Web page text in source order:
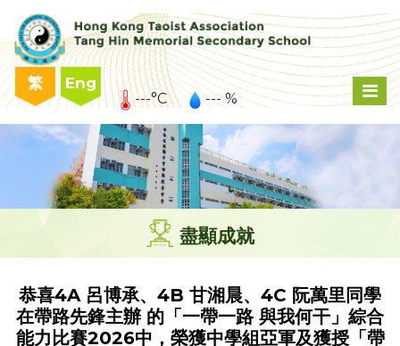
繁 Eng
---°C --- %
盡顯成就
恭喜4A 呂博承、4B 甘湘晨、4C 阮萬里同學
在帶路先鋒主辦 的「一帶一路 與我何干」綜合
能力比賽2026中，榮獲中學組亞軍及獲授「帶